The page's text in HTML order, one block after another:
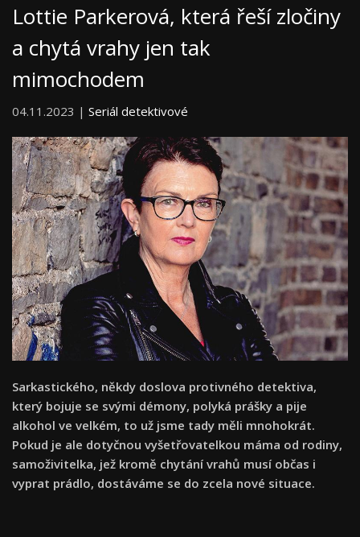
Lottie Parkerová, která řeší zločiny
a chytá vrahy jen tak
mimochodem
04.11.2023 | Seriál detektivové
Sarkastického, někdy doslova protivného detektiva,
který bojuje se svými démony, polyká prášky a pije
alkohol ve velkém, to už jsme tady měli mnohokrát.
Pokud je ale dotyčnou vyšetřovatelkou máma od rodiny,
samoživitelka, jež kromě chytání vrahů musí občas i
vyprat prádlo, dostáváme se do zcela nové situace.